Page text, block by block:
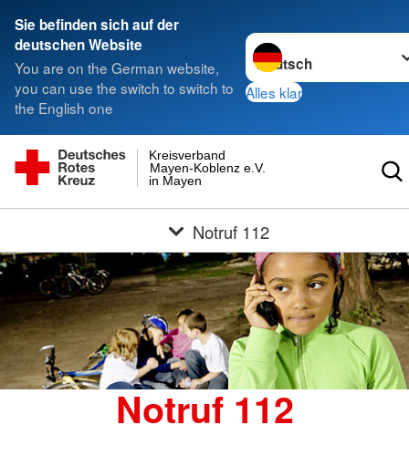
Sie befinden sich auf der
deutschen Website
You are on the German website,
you can use the switch to switch to
the English one
Sprache wechseln zu
Alles klar
in Mayen
Mayen-Koblenz e.V.
Kreisverband
Notruf 112
Notruf 112